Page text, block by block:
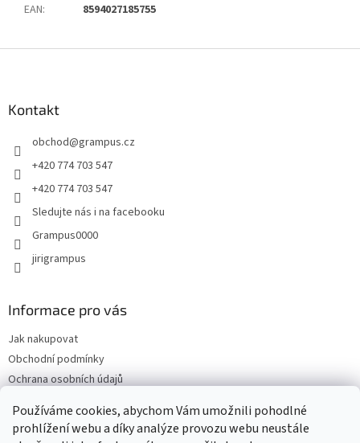
Používáme cookies, abychom Vám umožnili pohodlné
prohlížení webu a díky analýze provozu webu neustále
EAN: 8594027185755
Kontakt
obchod@grampus.cz
+420 774 703 547
+420 774 703 547
Sledujte nás i na facebooku
Grampus0000
jirigrampus
Informace pro vás
Jak nakupovat
Obchodní podmínky
Ochrana osobních údajů
Doprava a platba